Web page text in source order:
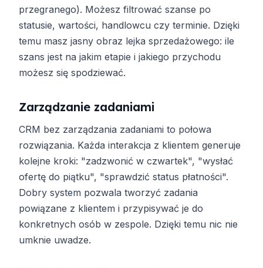
przegranego). Możesz filtrować szanse po
statusie, wartości, handlowcu czy terminie. Dzięki
temu masz jasny obraz lejka sprzedażowego: ile
szans jest na jakim etapie i jakiego przychodu
możesz się spodziewać.
Zarządzanie zadaniami
CRM bez zarządzania zadaniami to połowa
rozwiązania. Każda interakcja z klientem generuje
kolejne kroki: "zadzwonić w czwartek", "wysłać
ofertę do piątku", "sprawdzić status płatności".
Dobry system pozwala tworzyć zadania
powiązane z klientem i przypisywać je do
konkretnych osób w zespole. Dzięki temu nic nie
umknie uwadze.